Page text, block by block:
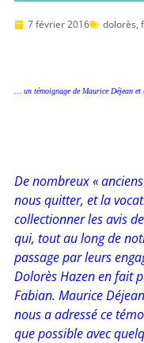
7 février 2016 dolorès,
… un témoignage de Maurice Déjean
De nombreux «
nous quitter, et la
collectionner les avis
qui, tout au long de
passage par leurs
Dolorès Hazen en fait
Fabian. Maurice
nous a adressé ce
que possible avec